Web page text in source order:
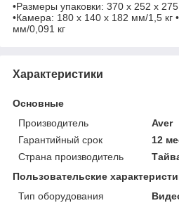
•Размеры упаковки: 370 x 252 x
•Камера: 180 x 140 x 182 мм/1,5 кг
мм/0,091 кг
Характеристики
Основные
Производитель
Aver
Гарантийный срок
12
Страна производитель
Пользовательские
Тип оборудования